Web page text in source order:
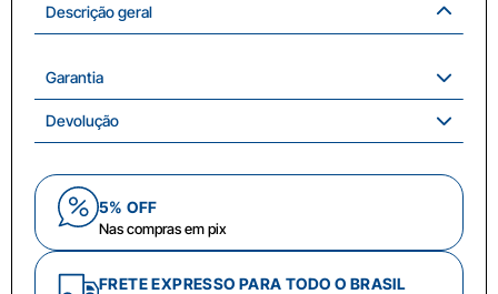
Descrição geral
Garantia
Devolução
5% OFF
Nas compras em pix
FRETE EXPRESSO PARA TODO O BRASIL